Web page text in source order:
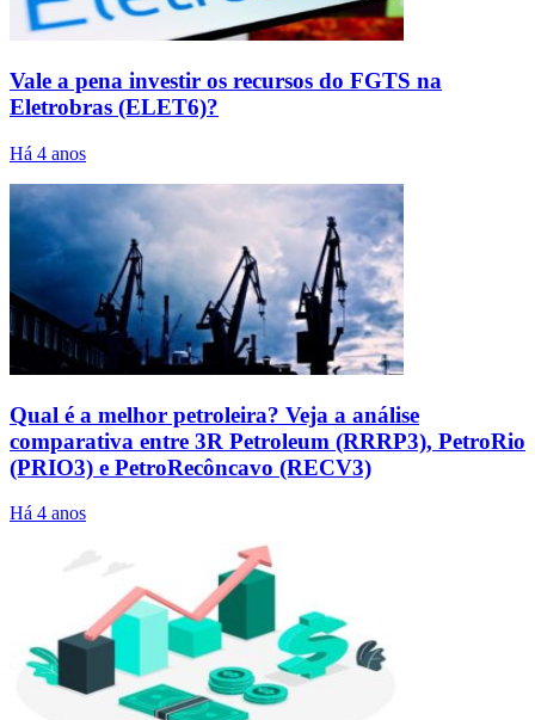
Vale a pena investir os recursos do FGTS na
Eletrobras (ELET6)?
Há 4 anos
Qual é a melhor petroleira? Veja a análise
comparativa entre 3R Petroleum (RRRP3), PetroRio
(PRIO3) e PetroRecôncavo (RECV3)
Há 4 anos